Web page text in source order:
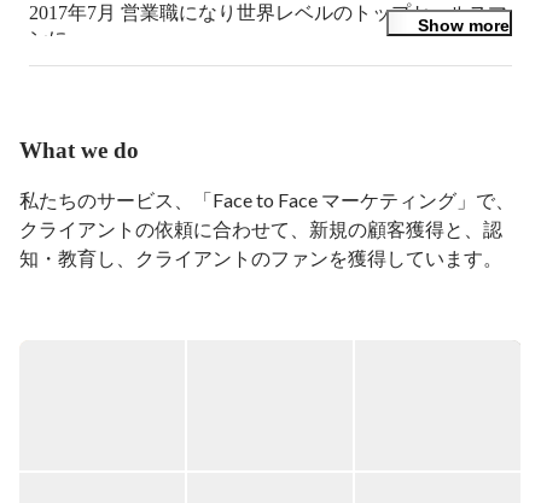
2017年7月 営業職になり世界レベルのトップセールスマ
ンに。
2019年6月 東京都池袋で新規部署立ち上げ。
現在では名古屋にて人材育成会社の営業部マネージャー
コンサルタントをしています。
Show more
What we do
私たちのサービス、「Face to Face マーケティング」で、
クライアントの依頼に合わせて、新規の顧客獲得と、認
知・教育し、クライアントのファンを獲得しています。